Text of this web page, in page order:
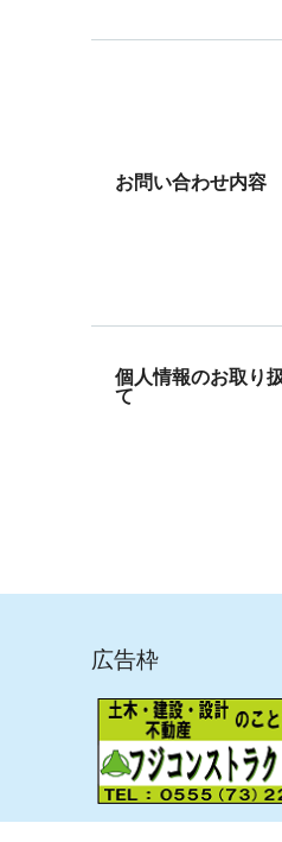
お問い合わせ内容
個人情報のお取り
て
広告枠